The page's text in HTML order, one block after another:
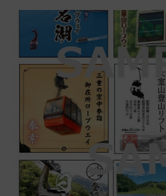
から本格着工、延長4.8km整備
事業の全貌